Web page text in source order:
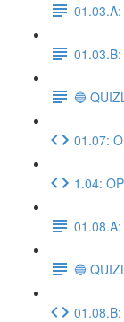
01.03.A:
🔵
01.07:
1.04:
🔵